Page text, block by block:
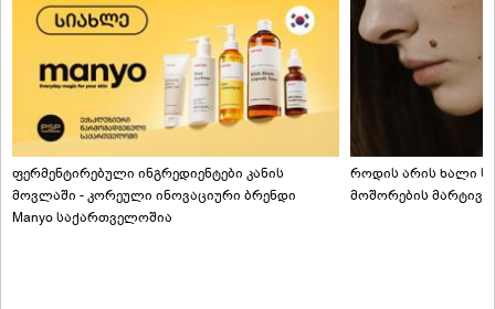
ფერმენტირებული ინგრედიენტები კანის
მოვლაში - კორეული ინოვაციური ბრენდი
Manyo საქართველოშია
როდის არის ხალი
მოშორების